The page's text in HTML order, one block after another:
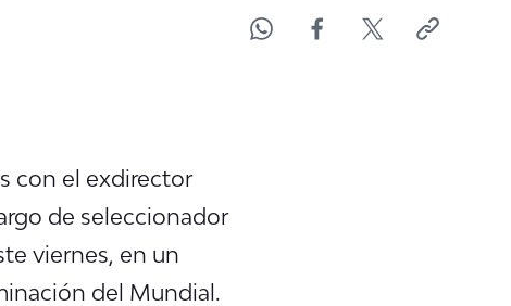
con el exdirector
de seleccionador
viernes, en un
del Mundial.